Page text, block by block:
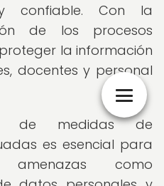
confiable. Con la
de los procesos
la información
docentes y personal
de medidas de
es esencial para
amenazas como